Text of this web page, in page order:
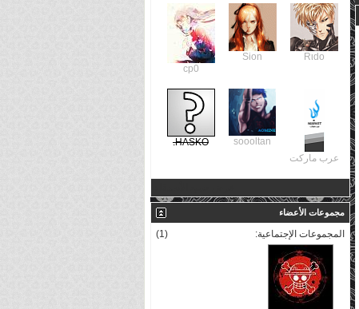
Rιdo
Sion
cp0
عرب ماركت
soooltan
HASKO.
مجموعات الأعضاء
(1) المجموعات الإجتماعية: